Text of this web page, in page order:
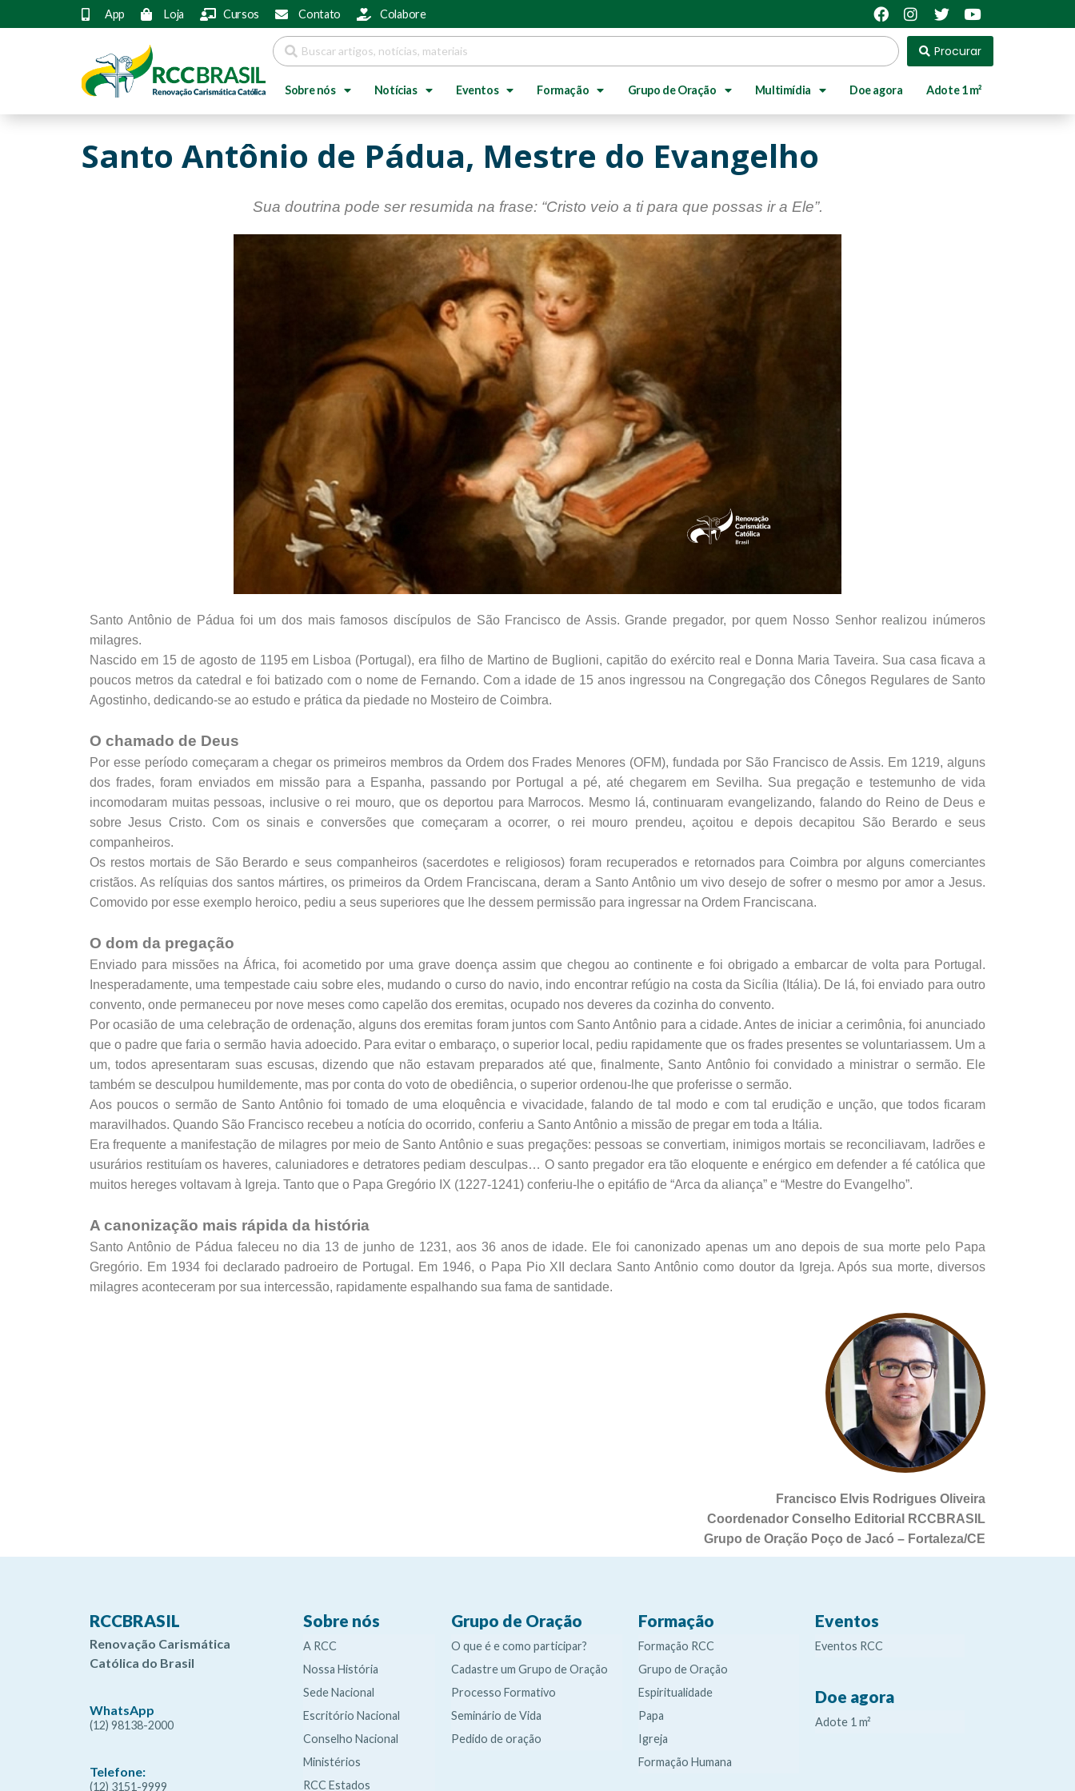
App Loja Cursos Contato Colabore
Procurar
Sobre nós Notícias Eventos Formação Grupo de Oração Multimídia Doe agora Adote 1 m²
Santo Antônio de Pádua, Mestre do Evangelho
Sua doutrina pode ser resumida na frase: “Cristo veio a ti para que possas ir a Ele”.
Santo Antônio de Pádua foi um dos mais famosos discípulos de São Francisco de Assis. Grande pregador, por quem Nosso Senhor realizou inúmeros
milagres.
Nascido em 15 de agosto de 1195 em Lisboa (Portugal), era filho de Martino de Buglioni, capitão do exército real e Donna Maria Taveira. Sua casa ficava a
poucos metros da catedral e foi batizado com o nome de Fernando. Com a idade de 15 anos ingressou na Congregação dos Cônegos Regulares de Santo
Agostinho, dedicando-se ao estudo e prática da piedade no Mosteiro de Coimbra.
O chamado de Deus
Por esse período começaram a chegar os primeiros membros da Ordem dos Frades Menores (OFM), fundada por São Francisco de Assis. Em 1219, alguns
dos frades, foram enviados em missão para a Espanha, passando por Portugal a pé, até chegarem em Sevilha. Sua pregação e testemunho de vida
incomodaram muitas pessoas, inclusive o rei mouro, que os deportou para Marrocos. Mesmo lá, continuaram evangelizando, falando do Reino de Deus e
sobre Jesus Cristo. Com os sinais e conversões que começaram a ocorrer, o rei mouro prendeu, açoitou e depois decapitou São Berardo e seus
companheiros.
Os restos mortais de São Berardo e seus companheiros (sacerdotes e religiosos) foram recuperados e retornados para Coimbra por alguns comerciantes
cristãos. As relíquias dos santos mártires, os primeiros da Ordem Franciscana, deram a Santo Antônio um vivo desejo de sofrer o mesmo por amor a Jesus.
Comovido por esse exemplo heroico, pediu a seus superiores que lhe dessem permissão para ingressar na Ordem Franciscana.
O dom da pregação
Enviado para missões na África, foi acometido por uma grave doença assim que chegou ao continente e foi obrigado a embarcar de volta para Portugal.
Inesperadamente, uma tempestade caiu sobre eles, mudando o curso do navio, indo encontrar refúgio na costa da Sicília (Itália). De lá, foi enviado para outro
convento, onde permaneceu por nove meses como capelão dos eremitas, ocupado nos deveres da cozinha do convento.
Por ocasião de uma celebração de ordenação, alguns dos eremitas foram juntos com Santo Antônio para a cidade. Antes de iniciar a cerimônia, foi anunciado
que o padre que faria o sermão havia adoecido. Para evitar o embaraço, o superior local, pediu rapidamente que os frades presentes se voluntariassem. Um a
um, todos apresentaram suas escusas, dizendo que não estavam preparados até que, finalmente, Santo Antônio foi convidado a ministrar o sermão. Ele
também se desculpou humildemente, mas por conta do voto de obediência, o superior ordenou-lhe que proferisse o sermão.
Aos poucos o sermão de Santo Antônio foi tomado de uma eloquência e vivacidade, falando de tal modo e com tal erudição e unção, que todos ficaram
maravilhados. Quando São Francisco recebeu a notícia do ocorrido, conferiu a Santo Antônio a missão de pregar em toda a Itália.
Era frequente a manifestação de milagres por meio de Santo Antônio e suas pregações: pessoas se convertiam, inimigos mortais se reconciliavam, ladrões e
usurários restituíam os haveres, caluniadores e detratores pediam desculpas… O santo pregador era tão eloquente e enérgico em defender a fé católica que
muitos hereges voltavam à Igreja. Tanto que o Papa Gregório IX (1227-1241) conferiu-lhe o epitáfio de “Arca da aliança” e “Mestre do Evangelho”.
A canonização mais rápida da história
Santo Antônio de Pádua faleceu no dia 13 de junho de 1231, aos 36 anos de idade. Ele foi canonizado apenas um ano depois de sua morte pelo Papa
Gregório. Em 1934 foi declarado padroeiro de Portugal. Em 1946, o Papa Pio XII declara Santo Antônio como doutor da Igreja. Após sua morte, diversos
milagres aconteceram por sua intercessão, rapidamente espalhando sua fama de santidade.
Francisco Elvis Rodrigues Oliveira
Coordenador Conselho Editorial RCCBRASIL
Grupo de Oração Poço de Jacó – Fortaleza/CE
RCCBRASIL
Renovação Carismática
Católica do Brasil
WhatsApp
(12) 98138-2000
Telefone:
(12) 3151-9999
Sobre nós
A RCC
Nossa História
Sede Nacional
Escritório Nacional
Conselho Nacional
Ministérios
RCC Estados
Grupo de Oração
O que é e como participar?
Cadastre um Grupo de Oração
Processo Formativo
Seminário de Vida
Pedido de oração
Formação
Formação RCC
Grupo de Oração
Espiritualidade
Papa
Igreja
Formação Humana
Eventos
Eventos RCC
Doe agora
Adote 1 m²